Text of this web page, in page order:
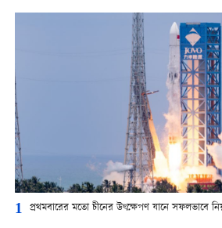
1 প্রথমবারের মতো চীনের উৎক্ষেপণ যানে সফলভাবে